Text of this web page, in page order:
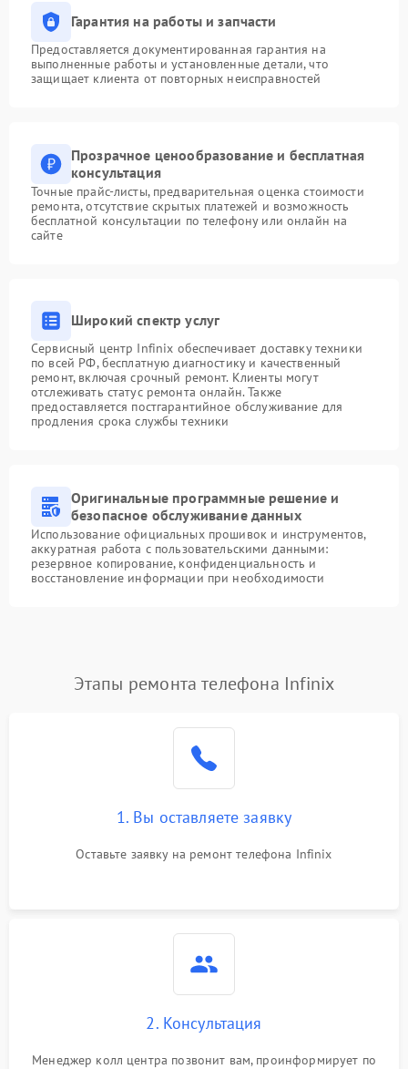
Гарантия на работы и запчасти
Предоставляется документированная гарантия на
выполненные работы и установленные детали, что
защищает клиента от повторных неисправностей
Прозрачное ценообразование и бесплатная
консультация
Точные прайс-листы, предварительная оценка стоимости
ремонта, отсутствие скрытых платежей и возможность
бесплатной консультации по телефону или онлайн на
сайте
Широкий спектр услуг
Сервисный центр Infinix обеспечивает доставку техники
по всей РФ, бесплатную диагностику и качественный
ремонт, включая срочный ремонт. Клиенты могут
отслеживать статус ремонта онлайн. Также
предоставляется постгарантийное обслуживание для
продления срока службы техники
Оригинальные программные решение и
безопасное обслуживание данных
Использование официальных прошивок и инструментов,
аккуратная работа с пользовательскими данными:
резервное копирование, конфиденциальность и
восстановление информации при необходимости
Этапы ремонта телефона Infinix
1. Вы оставляете заявку
Оставьте заявку на ремонт телефона Infinix
2. Консультация
Менеджер колл центра позвонит вам, проинформирует по